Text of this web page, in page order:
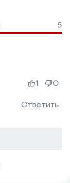
5
Ответить
1 0